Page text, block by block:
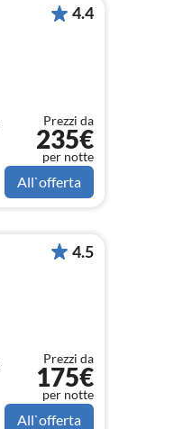
4.4
Prezzi da
235€
per notte
All`offerta
4.5
Prezzi da
175€
per notte
All`offerta